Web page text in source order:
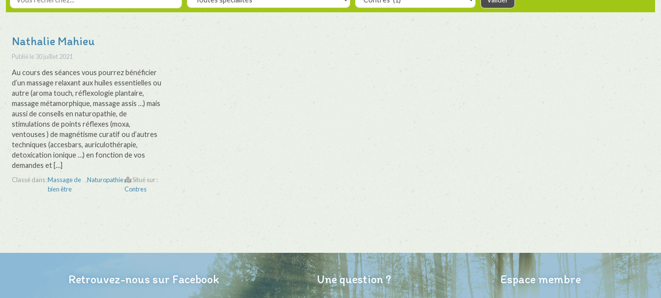
Nathalie Mahieu
Publié le 30 juillet 2021
Au cours des séances vous pourrez bénéficier
d’un massage relaxant aux huiles essentielles ou
autre (aroma touch, réflexologie plantaire,
massage métamorphique, massage assis …) mais
aussi de conseils en naturopathie, de
stimulations de points réflexes (moxa,
ventouses ) de magnétisme curatif ou d’autres
techniques (accesbars, auriculothérapie,
detoxication ionique …) en fonction de vos
demandes et […]
Classé dans :Massage de
bien être
,Naturopathie
Situé sur :
Contres
Retrouvez-nous sur Facebook Une question ? Espace membre